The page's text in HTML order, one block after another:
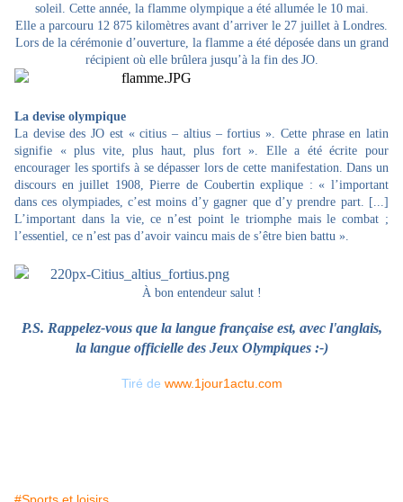
soleil. Cette année, la flamme olympique a été allumée le 10 mai.
Elle a parcouru 12 875 kilomètres avant d’arriver le 27 juillet à Londres.
Lors de la cérémonie d’ouverture, la flamme a été déposée dans un grand
récipient où elle brûlera jusqu’à la fin des JO.
La devise olympique
La devise des JO est « citius – altius – fortius ». Cette phrase en latin
signifie « plus vite, plus haut, plus fort ». Elle a été écrite pour
encourager les sportifs à se dépasser lors de cette manifestation. Dans un
discours en juillet 1908, Pierre de Coubertin explique : « l’important
dans ces olympiades, c’est moins d’y gagner que d’y prendre part. [...]
L’important dans la vie, ce n’est point le triomphe mais le combat ;
l’essentiel, ce n’est pas d’avoir vaincu mais de s’être bien battu ».
À bon entendeur salut !
P.S. Rappelez-vous que la langue française est, avec l'anglais,
la langue officielle des Jeux Olympiques :-)
Tiré de www.1jour1actu.com